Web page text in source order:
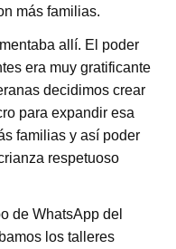
más familias.
allí. El poder
era muy gratificante
decidimos crear
para expandir esa
familias y así poder
respetuoso
de WhatsApp del
los talleres